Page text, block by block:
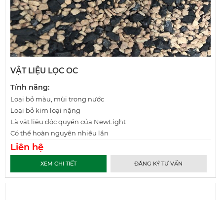
VẬT LIỆU LỌC OC
Tính năng:
Loại bỏ màu, mùi trong nước
Loại bỏ kim loại nặng
Là vật liệu độc quyền của NewLight
Có thể hoàn nguyên nhiều lần
Liên hệ
XEM CHI TIẾT ĐĂNG KÝ TƯ VẤN